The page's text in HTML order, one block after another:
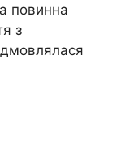
повинна
з